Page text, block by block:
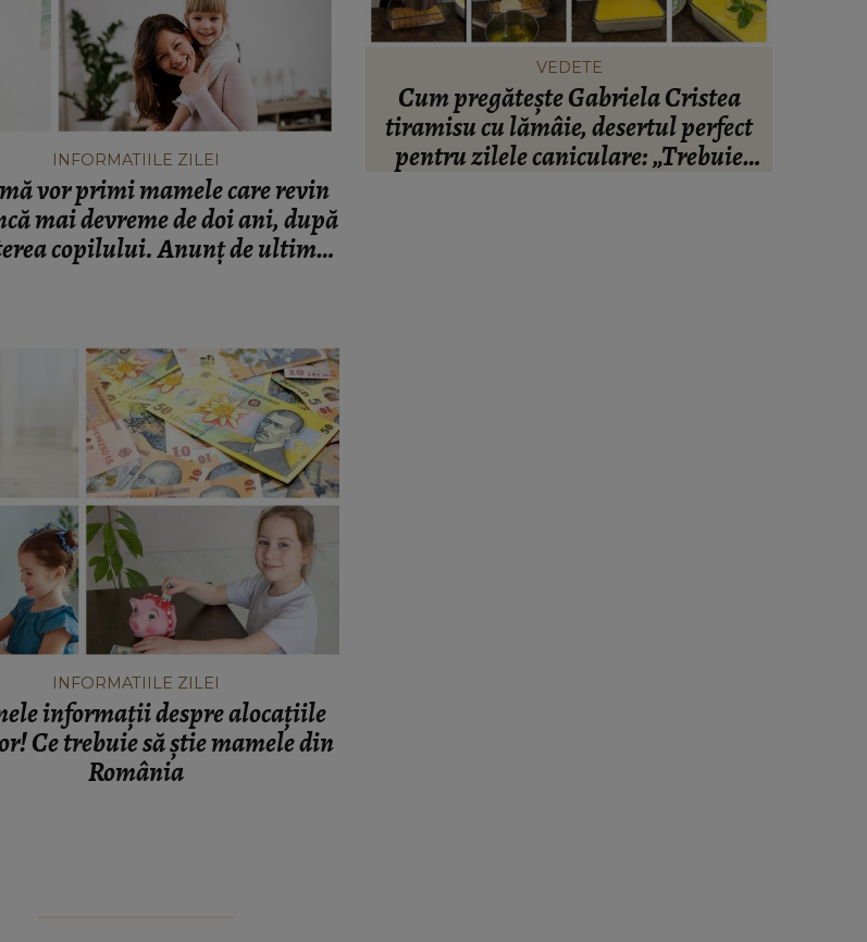
INFORMATIILE ZILEI
vor primi mamele care revin
mai devreme de doi ani, după
copilului. Anunț de ultim
INFORMATIILE ZILEI
informații despre alocațiile
Ce trebuie să știe mamele din
România
VEDETE
Sibiceanu, cel care a inventat
mici de Dedulești, s-a stins din
viață: „Grea încercare.”
VEDETE
Cum pregătește Gabriela Cristea
tiramisu cu lămâie, desertul perfect
pentru zilele caniculare: „Trebuie